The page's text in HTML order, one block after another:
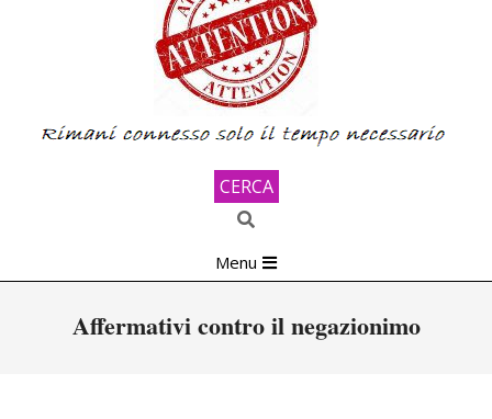
CERCA
Search
Navigation
Menu
Affermativi contro il negazionimo